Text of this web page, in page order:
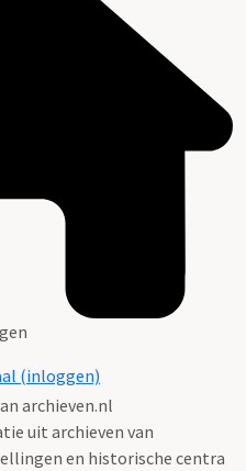
(inloggen)
archieven.nl
uit archieven van
en historische centra